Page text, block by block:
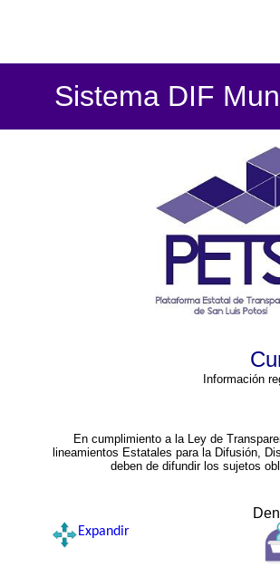
Sistema DIF
Información
En cumplimiento a la Ley de
lineamientos Estatales para la Difusión,
deben de difundir los sujetos
Expandir